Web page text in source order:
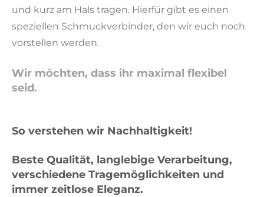
und kurz am Hals tragen. Hierfür gibt es einen
speziellen Schmuckverbinder, den wir euch noch
vorstellen werden.
Wir möchten, dass ihr maximal flexibel
seid.
So verstehen wir Nachhaltigkeit!
Beste Qualität, langlebige Verarbeitung,
verschiedene Tragemöglichkeiten und
immer zeitlose Eleganz.